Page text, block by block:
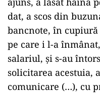
dat, a scos din
bancnote, în cupiură
pe care i l-a
salariul, și s-au
solicitarea acestuia,
comunicare (…), cu